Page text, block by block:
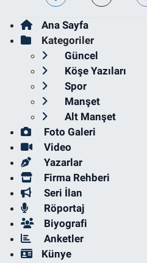
Ana Sayfa
Kategoriler
Güncel
Köşe Yazıları
Spor
Manşet
Alt Manşet
Foto Galeri
Video
Yazarlar
Firma Rehberi
Seri İlan
Röportaj
Biyografi
Anketler
Künye